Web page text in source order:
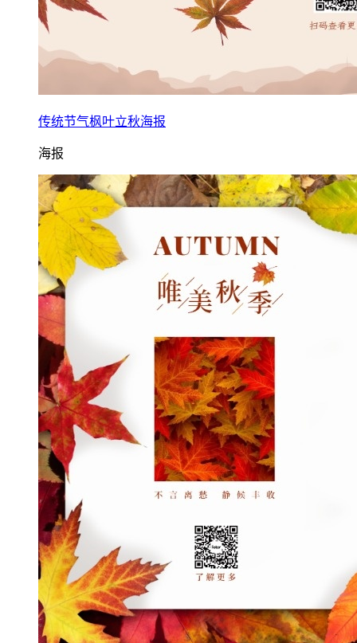
传统节气枫叶立秋海报
海报